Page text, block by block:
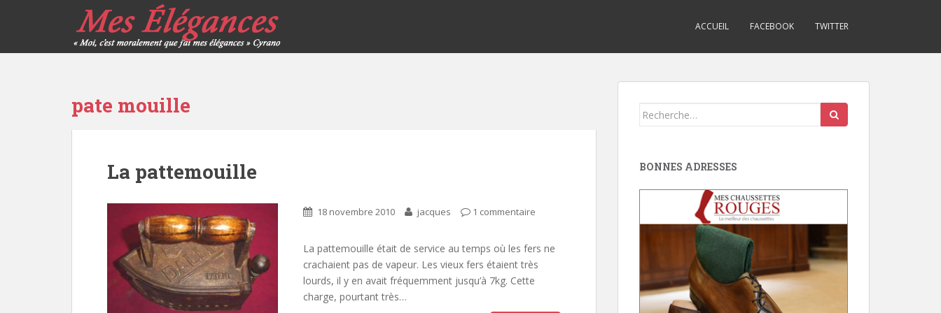
ACCUEIL FACEBOOK TWITTER
pate mouille
La pattemouille
18 novembre 2010 jacques 1 commentaire
La pattemouille était de service au temps où les fers ne
crachaient pas de vapeur. Les vieux fers étaient très
lourds, il y en avait fréquemment jusqu’à 7kg. Cette
charge, pourtant très…
Search
BONNES ADRESSES